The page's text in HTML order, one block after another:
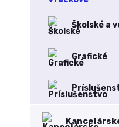
Školské a
Grafické